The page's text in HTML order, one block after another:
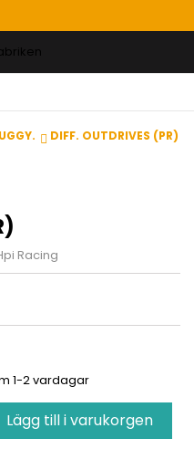
DIFF. OUTDRIVES (PR)
Racing
1-2 vardagar
Lägg till i varukorgen